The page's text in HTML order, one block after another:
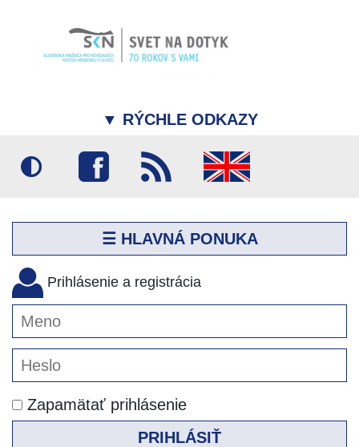
▼ RÝCHLE ODKAZY
☰ HLAVNÁ PONUKA
Prihlásenie a registrácia
Zapamätať prihlásenie
PRIHLÁSIŤ